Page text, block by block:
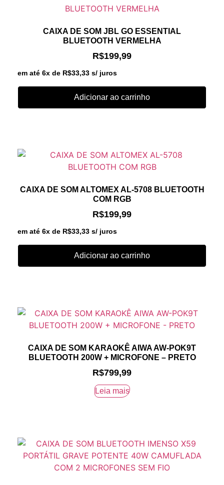
CAIXA DE SOM JBL GO ESSENTIAL
BLUETOOTH VERMELHA
R$199,99
em até 6x de R$33,33 s/ juros
Adicionar ao carrinho
CAIXA DE SOM ALTOMEX AL-5708 BLUETOOTH
COM RGB
R$199,99
em até 6x de R$33,33 s/ juros
Adicionar ao carrinho
CAIXA DE SOM KARAOKÊ AIWA AW-POK9T
BLUETOOTH 200W + MICROFONE – PRETO
R$799,99
Leia mais